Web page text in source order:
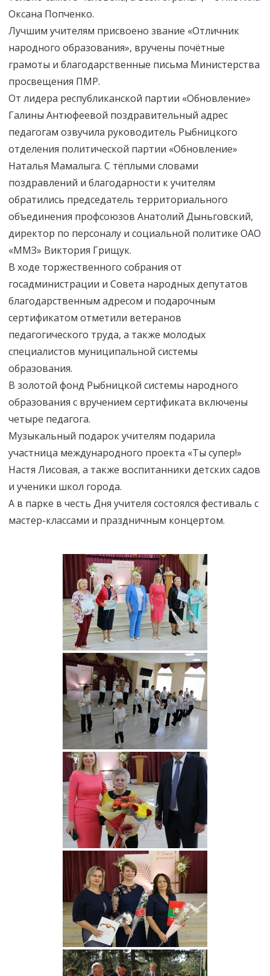
Оксана Попченко.
Лучшим учителям присвоено звание «Отличник
народного образования», вручены почётные
грамоты и благодарственные письма Министерства
просвещения ПМР.
От лидера республиканской партии «Обновление»
Галины Антюфеевой поздравительный адрес
педагогам озвучила руководитель Рыбницкого
отделения политической партии «Обновление»
Наталья Мамалыга. С тёплыми словами
поздравлений и благодарности к учителям
обратились председатель территориального
объединения профсоюзов Анатолий Дыньговский,
директор по персоналу и социальной политике ОАО
«ММЗ» Виктория Грищук.
В ходе торжественного собрания от
госадминистрации и Совета народных депутатов
благодарственным адресом и подарочным
сертификатом отметили ветеранов
педагогического труда, а также молодых
специалистов муниципальной системы
образования.
В золотой фонд Рыбницкой системы народного
образования с вручением сертификата включены
четыре педагога.
Музыкальный подарок учителям подарила
участница международного проекта «Ты супер!»
Настя Лисовая, а также воспитанники детских садов
и ученики школ города.
А в парке в честь Дня учителя состоялся фестиваль с
мастер-классами и праздничным концертом.